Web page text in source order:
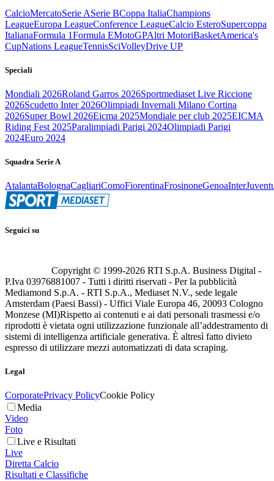
CalcioMercatoSerie ASerie BCoppa ItaliaChampions
LeagueEuropa LeagueConference LeagueCalcio EsteroSupercoppa
ItalianaFormula 1Formula EMotoGPAltri MotoriBasketAmerica's
CupNations LeagueTennisSciVolleyDrive UP
Speciali
Mondiali 2026Roland Garros 2026Sportmediaset Live Riccione
2026Scudetto Inter 2026Olimpiadi Invernali Milano Cortina
2026Super Bowl 2026Eicma 2025Mondiale per club 2025EICMA
Riding Fest 2025Paralimpiadi Parigi 2024Olimpiadi Parigi
2024Euro 2024
Squadra Serie A
AtalantaBolognaCagliariComoFiorentinaFrosinoneGenoaInter
Seguici su
Copyright © 1999-2026 RTI S.p.A. Business Digital -
P.Iva 03976881007 - Tutti i diritti riservati - Per la pubblicità
Mediamond S.p.A. - RTI S.p.A., Mediaset N.V., sede legale
Amsterdam (Paesi Bassi) - Uffici Viale Europa 46, 20093 Cologno
Monzese (MI)Rispetto ai contenuti e ai dati personali trasmessi e/o
riprodotti è vietata ogni utilizzazione funzionale all’addestramento di
sistemi di intelligenza artificiale generativa. È altresì fatto divieto
espresso di utilizzare mezzi automatizzati di data scraping.
Legal
CorporatePrivacy PolicyCookie Policy
Media
Video
Foto
Live e Risultati
Live
Diretta Calcio
Risultati e Classifiche